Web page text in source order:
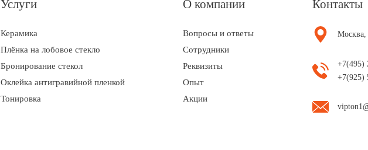
Услуги
Керамика
Плёнка на лобовое стекло
Бронирование стекол
Оклейка антигравийной пленкой
Тонировка
О компании
Вопросы и ответы
Сотрудники
Реквизиты
Опыт
Акции
Контакты
Москва,
+7(495)
+7(925)